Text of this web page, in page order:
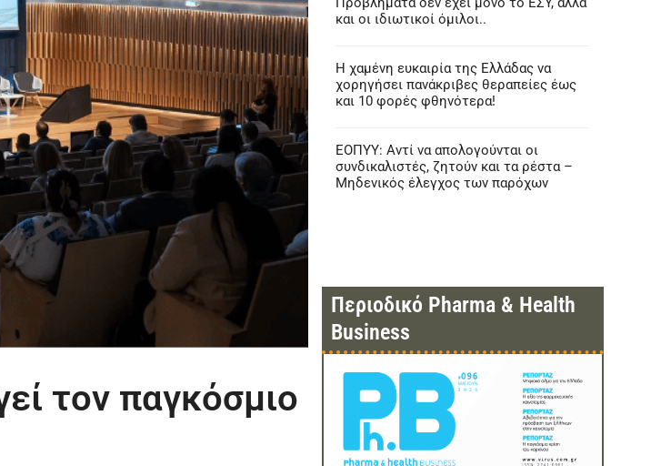
τον παγκόσμιο
και οι ιδιωτικοί όμιλοι..
Η χαμένη ευκαιρία της Ελλάδας να
χορηγήσει πανάκριβες θεραπείες έως
και 10 φορές φθηνότερα!
ΕΟΠΥΥ: Αντί να απολογούνται οι
συνδικαλιστές, ζητούν και τα ρέστα –
Μηδενικός έλεγχος των παρόχων
Περιοδικό Pharma & Health
Business